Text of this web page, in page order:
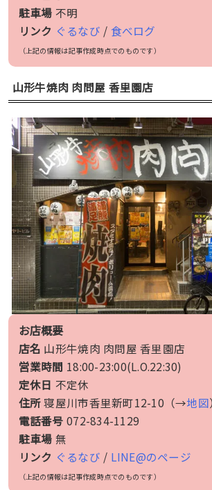
駐車場 不明
リンク ぐるなび / 食べログ
（上記の情報は記事作成時点でのものです）
山形牛焼肉 肉問屋 香里園店
お店概要
店名 山形牛焼肉 肉問屋 香里園店
営業時間 18:00-23:00(L.O.22:30)
定休日 不定休
住所寝屋川市香里新町12-10（→地図
電話番号 072-834-1129
駐車場 無
リンク ぐるなび / LINE@のページ
（上記の情報は記事作成時点でのものです）